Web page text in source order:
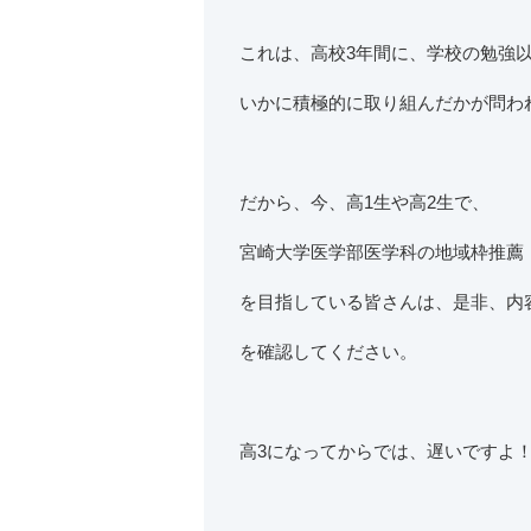
これは、高校3年間に、学校の勉強
いかに積極的に取り組んだかが問わ
だから、今、高1生や高2生で、
宮崎大学医学部医学科の地域枠推薦
を目指している皆さんは、是非、内
を確認してください。
高3になってからでは、遅いですよ！